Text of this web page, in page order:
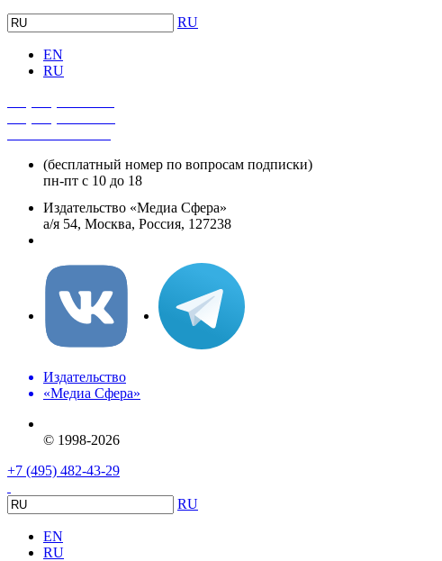
RU
EN
RU
(бесплатный номер по вопросам подписки)
пн-пт с 10 до 18
Издательство «Медиа Сфера»
а/я 54, Москва, Россия, 127238
Издательство
«Медиа Сфера»
© 1998-2026
+7 (495) 482-43-29
RU
EN
RU